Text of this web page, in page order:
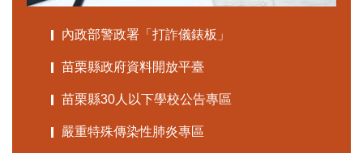
內政部警政署「打詐儀錶板」
苗栗縣政府資料開放平臺
苗栗縣30人以下學校公告專區
嚴重特殊傳染性肺炎專區